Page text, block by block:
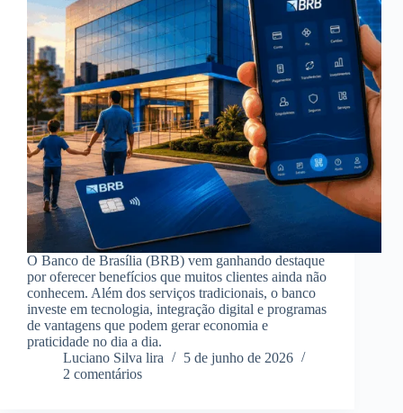
O Banco de Brasília (BRB) vem ganhando destaque
por oferecer benefícios que muitos clientes ainda não
conhecem. Além dos serviços tradicionais, o banco
investe em tecnologia, integração digital e programas
de vantagens que podem gerar economia e
praticidade no dia a dia.
Luciano Silva lira
5 de junho de 2026
2 comentários